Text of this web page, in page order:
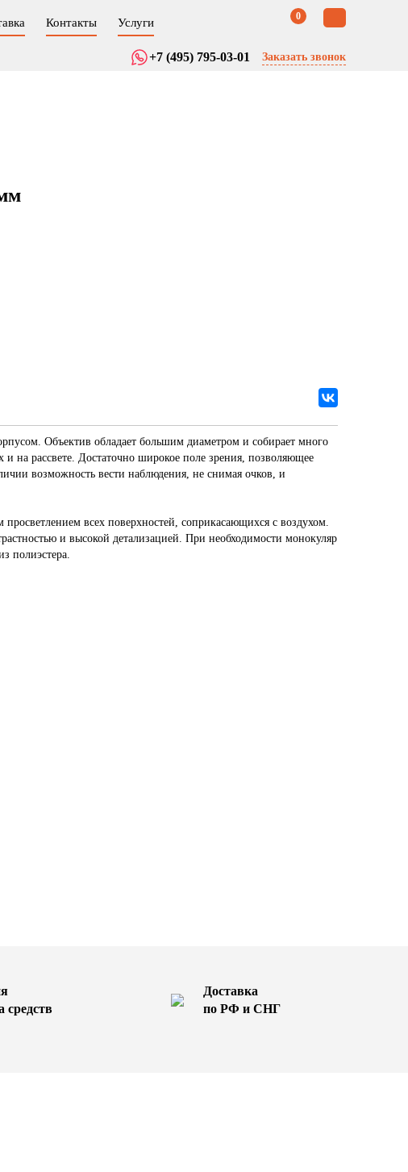
Контакты Услуги 0
+7 (495) 795-03-01 Заказать звонок
Объектив обладает большим диаметром и собирает много
на рассвете. Достаточно широкое поле зрения, позволяющее
возможность вести наблюдения, не снимая очков, и
всех поверхностей, соприкасающихся с воздухом.
и высокой детализацией. При необходимости монокуляр
полиэстера.
средств
Доставка
по РФ и СНГ